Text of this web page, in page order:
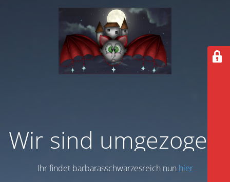
Wir sind umgezogen
Ihr findet barbarasschwarzesreich nun hier